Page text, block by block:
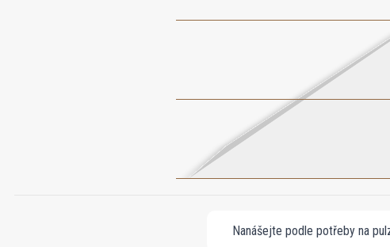
Nanášejte podle potřeby na